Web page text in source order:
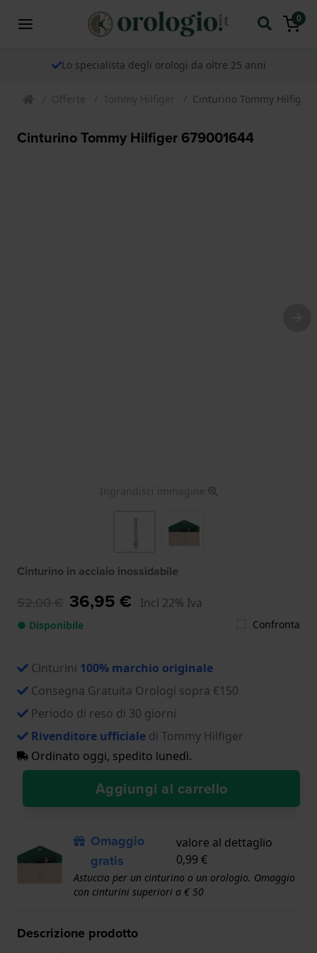
0
Lo specialista degli orologi da oltre 25 anni
Offerte Tommy Hilfiger Cinturino Tommy Hilfiger
Cinturino Tommy Hilfiger 679001644
Ingrandisci immagine
Cinturino in acciaio inossidabile
52,00 € 36,95 € Incl 22% Iva
● Disponibile Confronta
Cinturini 100% marchio originale
Consegna Gratuita Orologi sopra €150
Periodo di reso di 30 giorni
Rivenditore ufficiale di Tommy Hilfiger
Ordinato oggi, spedito lunedì.
Aggiungi al carrello
Omaggio
gratis
valore al dettaglio
0,99 €
Astuccio per un cinturino o un orologio. Omaggio
con cinturini superiori a € 50
Descrizione prodotto